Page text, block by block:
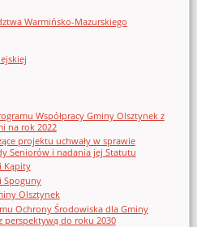
Warmińsko-Mazurskiego
Współpracy Gminy Olsztynek z
na rok 2022
projektu uchwały w sprawie
Seniorów i nadania jej Statutu
Kąpity
Spoguny
Olsztynek
Ochrony Środowiska dla Gminy
perspektywą do roku 2030